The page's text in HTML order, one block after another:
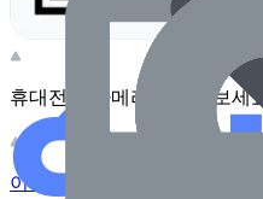
휴대전화 카메라로 찍어보세요
이 주유소의 사장님이신가요?